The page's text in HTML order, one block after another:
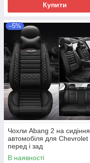
Купити
–5%
Чохли Abang 2 на сидіння
автомобіля для Chevrolet
перед і зад
В наявності